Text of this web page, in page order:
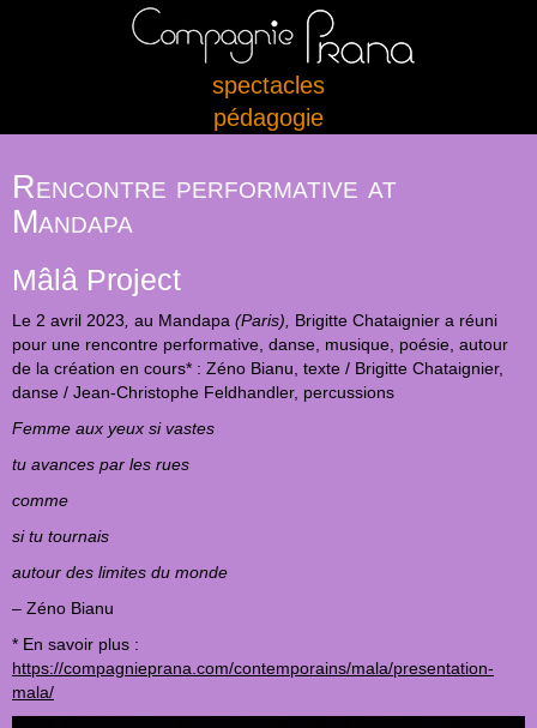
spectacles
pédagogie
Rencontre performative at
Mandapa
Mâlâ Project
Le 2 avril 2023 au Mandapa (Paris),
Brigitte Chataignier a réuni
pour une rencontre performative, danse, musique, poésie, autour
de la création en cours* : Zéno Bianu, texte / Brigitte Chataignier,
danse / Jean-Christophe Feldhandler, percussions
Femme aux yeux si vastes
tu avances par les rues
comme
si tu tournais
autour des limites du monde
– Zéno Bianu
* En savoir plus :
https://compagnieprana.com/contemporains/mala/presentation-
mala/